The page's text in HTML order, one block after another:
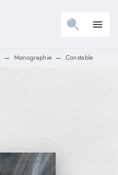
menu
— Monographie — Constable